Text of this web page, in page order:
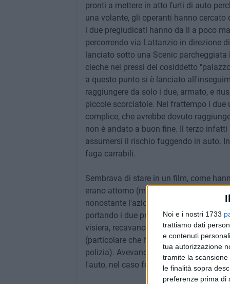
Noi e i nostri 1733
trattiamo dati
e contenuti
tua autorizzazione
tramite la
le finalità sopra
preferenze prima di
pronti a mettere in atto furti di auto
una volante, gli operanti hanno
i due pregiudicati hanno da lì a poco
percorrendo via Lattanzio in direzione
lanciato sotto una Scenic
cieche nei pressi del cosiddetto
a questo punto si è lanciato
raggiungere da solo i due, armato, e
piccole scorciatoie. Nel frattempo i
complice, che avrebbe dovuto
non è andato a buon fine. Il terzo
assumersi il rischio fuggendo in auto.
fuga carrabili.
Sembrava di stare in un film, come
erano attorno (ma a debita distanza)
nonostante l'azione. Subito sul luogo
portando i due pregiudicati
visiera, recavano con loro un tondino
(particolare che ha subito insospettito
polizia). Avevano inoltre una centralina
l'auto, nel caso fossero riusciti a